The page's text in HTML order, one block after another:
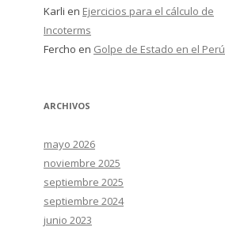
Karli en Ejercicios para el cálculo de
Incoterms
Fercho en Golpe de Estado en el Perú
ARCHIVOS
mayo 2026
noviembre 2025
septiembre 2025
septiembre 2024
junio 2023